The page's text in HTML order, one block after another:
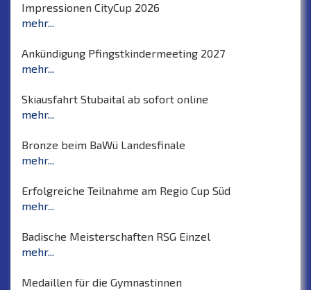
Impressionen CityCup 2026
mehr...
Ankündigung Pfingstkindermeeting 2027
mehr...
Skiausfahrt Stubaital ab sofort online
mehr...
Bronze beim BaWü Landesfinale
mehr...
Erfolgreiche Teilnahme am Regio Cup Süd
mehr...
Badische Meisterschaften RSG Einzel
mehr...
Medaillen für die Gymnastinnen